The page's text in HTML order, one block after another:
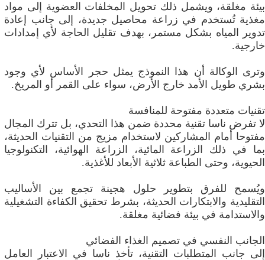
بيئة مغلقة، ويشمل ذلك تحويل المخلفات العضوية إلى مواد
مغذية تُستخدم في زراعة محاصيل جديدة، إلى جانب إعادة
تدوير المياه بشكل مستمر، بهدف تقليل الحاجة لأي إمدادات
خارجية.
وترى الوكالة أن هذا النموذج يمثل حجر الأساس لأي وجود
بشري طويل الأمد خارج الأرض، سواء على القمر أو المريخ.
تقنيات متعددة مفتوحة للمنافسة
لا تفرض ناسا تقنية محددة ضمن هذا التحدي، بل تترك المجال
مفتوحا أمام المشاركين لاستخدام مزيج من التقنيات الحديثة،
بما في ذلك الزراعة المائية، الزراعة الهوائية، التكنولوجيا
الحيوية، وحتى الطباعة ثلاثية الأبعاد للأغذية.
ويُسمح للفرق بتطوير حلول هجينة تجمع بين الأساليب
التقليدية والابتكارات الحديثة، بشرط تحقيق الكفاءة التشغيلية
والاستدامة في بيئة فضائية مغلقة.
الجانب النفسي في تصميم الغذاء الفضائي
إلى جانب المتطلبات التقنية، تأخذ ناسا في الاعتبار العامل